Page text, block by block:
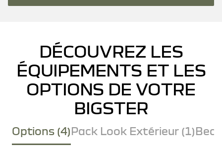
DÉCOUVREZ LES
ÉQUIPEMENTS ET LES
OPTIONS DE VOTRE
BIGSTER
Options (4)Pack Look Extérieur (1)